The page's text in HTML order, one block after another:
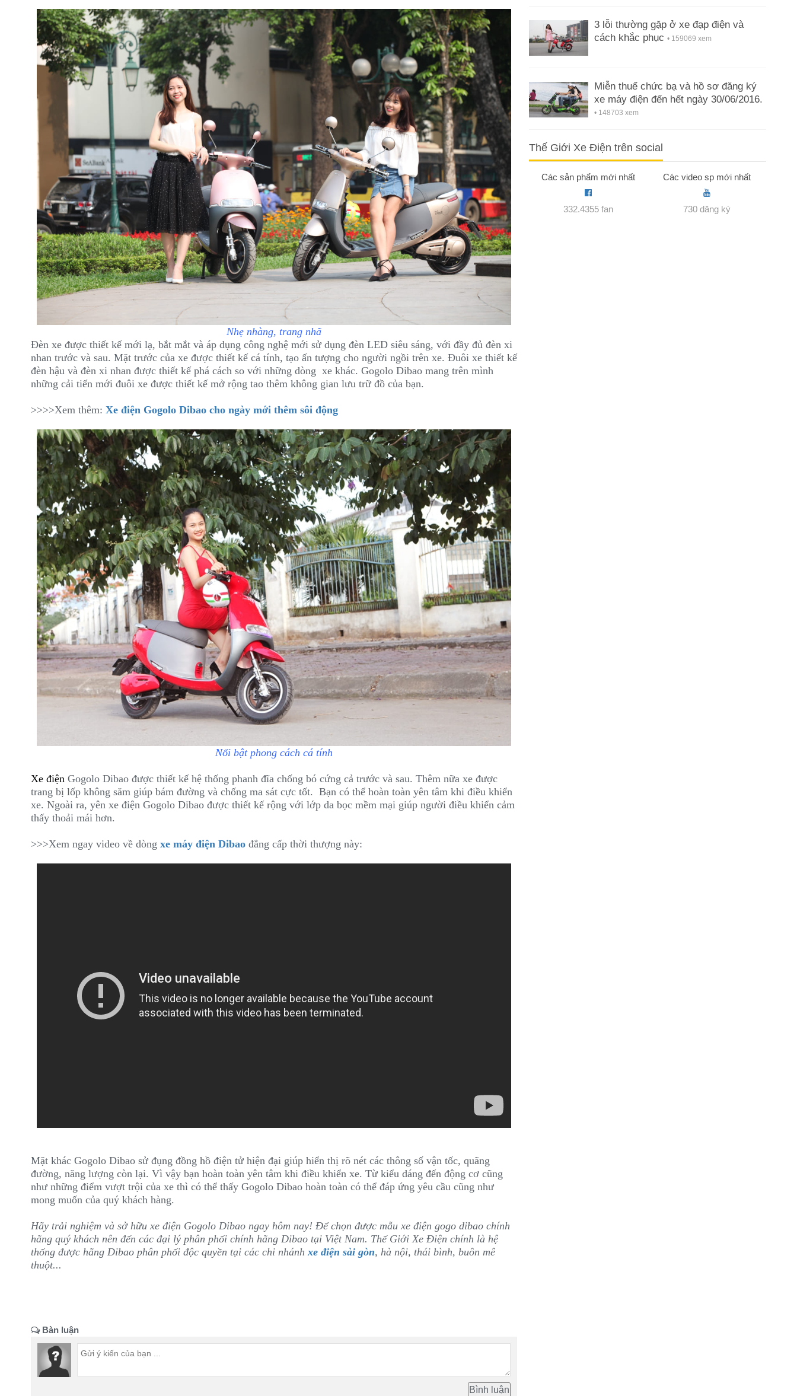
Nhẹ nhàng, trang nhã
Đèn xe được thiết kế mới lạ, bắt mắt và áp dụng công nghệ mới sử dụng đèn LED siêu sáng, với đầy đủ đèn xi
nhan trước và sau. Mặt trước của xe được thiết kế cá tính, tạo ấn tượng cho người ngồi trên xe. Đuôi xe thiết kế
đèn hậu và đèn xi nhan được thiết kế phá cách so với những dòng xe khác. Gogolo Dibao mang trên mình
những cải tiến mới đuôi xe được thiết kế mở rộng tao thêm không gian lưu trữ đồ của bạn.
>>>>Xem thêm: Xe điện Gogolo Dibao cho ngày mới thêm sôi động
Nổi bật phong cách cá tính
Xe điện Gogolo Dibao được thiết kế hệ thống phanh đĩa chống bó cứng cả trước và sau. Thêm nữa xe được
trang bị lốp không săm giúp bám đường và chống ma sát cực tốt. Bạn có thể hoàn toàn yên tâm khi điều khiển
xe. Ngoài ra, yên xe điện Gogolo Dibao được thiết kế rộng với lớp da bọc mềm mại giúp người điều khiển cảm
thấy thoải mái hơn.
>>>Xem ngay video về dòng xe máy điện Dibao đẳng cấp thời thượng này:
Mặt khác Gogolo Dibao sử đụng đồng hồ điện tử hiện đại giúp hiển thị rõ nét các thông số vận tốc, quãng
đường, năng lượng còn lại. Vì vậy bạn hoàn toàn yên tâm khi điều khiển xe. Từ kiểu dáng đến động cơ cũng
như những điểm vượt trội của xe thì có thể thấy Gogolo Dibao hoàn toàn có thể đáp ứng yêu cầu cũng như
mong muốn của quý khách hàng.
Hãy trải nghiệm và sở hữu xe điện Gogolo Dibao ngay hôm nay! Để chọn được mẫu xe điện gogo dibao chính
hãng quý khách nên đến các đại lý phân phối chính hãng Dibao tại Việt Nam. Thế Giới Xe Điện chính là hệ
thống được hãng Dibao phân phối độc quyền tại các chi nhánhxe điện sài gòn, hà nội, thái bình, buôn mê
thuột...
Bàn luận
3 lỗi thường gặp ở xe đạp điện và
cách khắc phục • 159069 xem
Miễn thuế chức bạ và hồ sơ đăng ký
xe máy điện đến hết ngày 30/06/2016.
• 148703 xem
Thế Giới Xe Điện trên social
Các sản phẩm mới nhất
332.4355 fan
Các video sp mới nhất
730 dăng ký